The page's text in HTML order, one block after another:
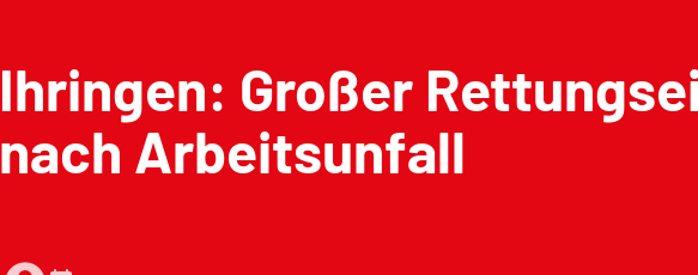
Ihringen: Großer
nach Arbeitsunfall